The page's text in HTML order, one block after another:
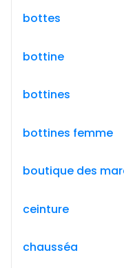
bottes
bottine
bottines
bottines femme
boutique des
ceinture
chausséa